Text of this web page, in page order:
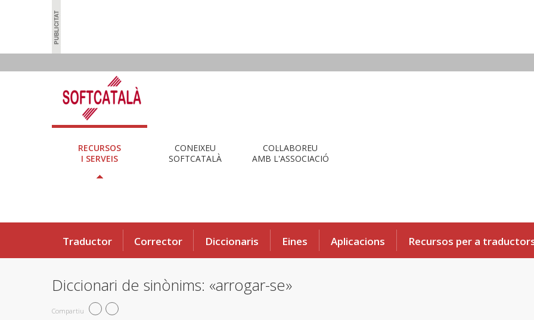
RECURSOS
I SERVEIS
CONEIXEU
SOFTCATALÀ
COL·LABOREU
AMB L'ASSOCIACIÓ
Traductor Corrector Diccionaris Eines Aplicacions Recursos per a
Diccionari de sinònims: «arrogar-se»
Compartiu